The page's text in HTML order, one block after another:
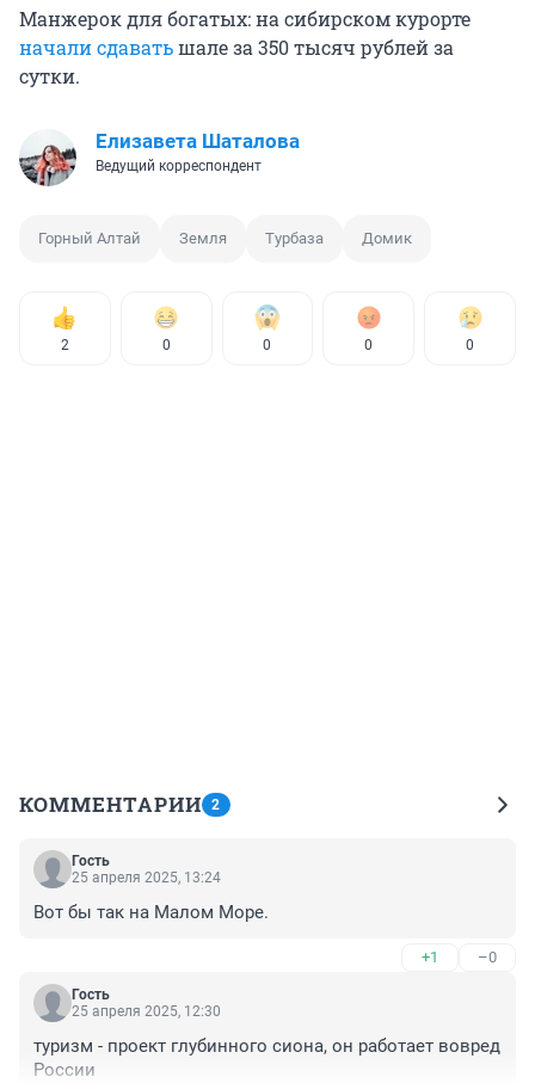
Манжерок для богатых: на сибирском курорте
начали сдаватьшале за 350 тысяч рублей за
сутки.
Елизавета Шаталова
Ведущий корреспондент
Горный Алтай Земля Турбаза Домик
2 0 0 0 0
КОММЕНТАРИИ 2
Гость
25 апреля 2025, 13:24
Вот бы так на Малом Море.
+1 –0
Гость
25 апреля 2025, 12:30
туризм - проект глубинного сиона, он работает вовред
России